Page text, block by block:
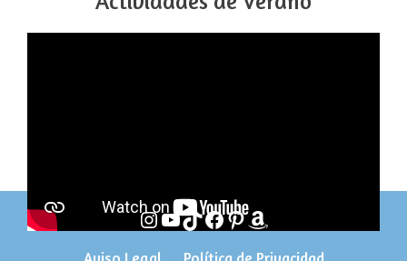
Instagram
YouTube
TikTok
Facebook
Pinterest
Amazon